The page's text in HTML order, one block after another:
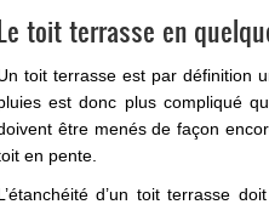
toit terrasse en
toit terrasse est par définition
est donc plus compliqué
être menés de façon
en pente.
d’un toit terrasse